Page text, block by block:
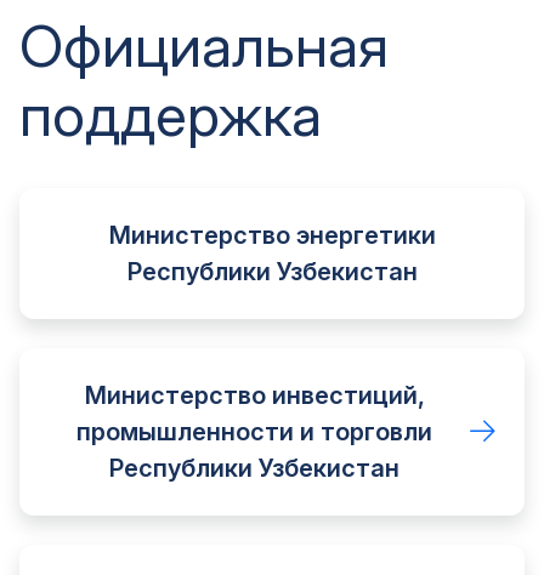
Официальная
поддержка
Министерство энергетики
Республики Узбекистан
Министерство инвестиций,
промышленности и торговли
Республики Узбекистан